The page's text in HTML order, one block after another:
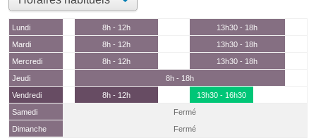
Lundi 8h - 12h
13h30 - 18h
Mardi
8h - 12h
13h30 - 18h
Mercredi
8h - 12h
13h30 - 18h
Jeudi
8h - 18h
Vendredi
8h - 12h
13h30 - 16h30
Samedi
Fermé
Dimanche
Fermé